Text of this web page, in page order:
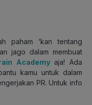
paham ‘kan tentang
jago dalam membuat
Academyaja! Ada
kamu untuk dalam
PR. Untuk info